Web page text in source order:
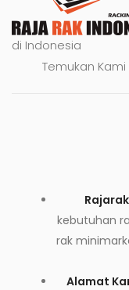
di Indonesia
Temukan Kami
kebutuhan
rak
Alamat